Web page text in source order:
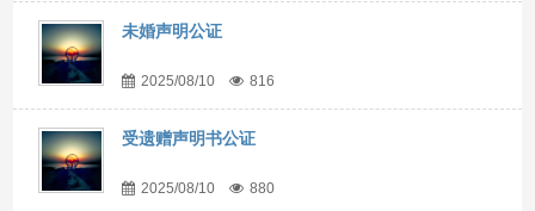
未婚声明公证
2025/08/10 816
受遗赠声明书公证
2025/08/10 880